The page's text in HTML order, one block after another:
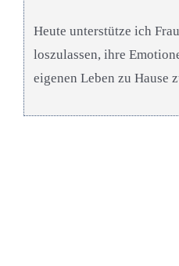
Heute unterstütze ich
loszulassen, ihre
eigenen Leben zu Hause